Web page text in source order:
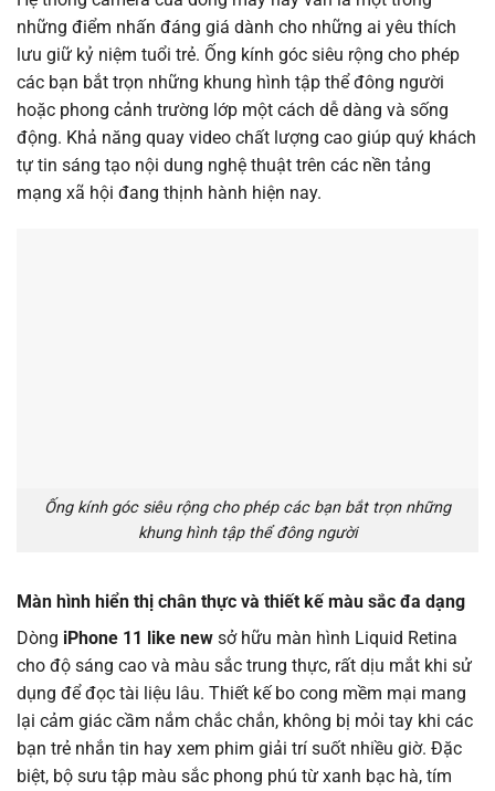
những điểm nhấn đáng giá dành cho những ai yêu thích
lưu giữ kỷ niệm tuổi trẻ. Ống kính góc siêu rộng cho phép
các bạn bắt trọn những khung hình tập thể đông người
hoặc phong cảnh trường lớp một cách dễ dàng và sống
động. Khả năng quay video chất lượng cao giúp quý khách
tự tin sáng tạo nội dung nghệ thuật trên các nền tảng
mạng xã hội đang thịnh hành hiện nay.
Ống kính góc siêu rộng cho phép các bạn bắt trọn những
khung hình tập thể đông người
Màn hình hiển thị chân thực và thiết kế màu sắc đa dạng
Dòng iPhone 11 like new sở hữu màn hình Liquid Retina
cho độ sáng cao và màu sắc trung thực, rất dịu mắt khi sử
dụng để đọc tài liệu lâu. Thiết kế bo cong mềm mại mang
lại cảm giác cầm nắm chắc chắn, không bị mỏi tay khi các
bạn trẻ nhắn tin hay xem phim giải trí suốt nhiều giờ. Đặc
biệt, bộ sưu tập màu sắc phong phú từ xanh bạc hà, tím